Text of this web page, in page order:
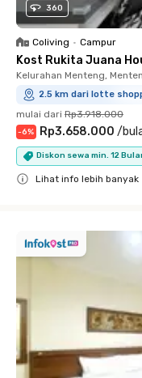
360
Coliving • Campur
Kost Rukita Juana
Kelurahan Menteng,
2.5 km dari lotte
mulai dari Rp3.918.000
-6% Rp3.658.000 /
Diskon sewa min. 12
Lihat info lebih banyak